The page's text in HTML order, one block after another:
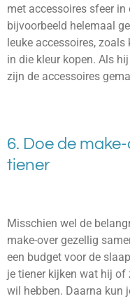
met accessoires sfeer in
bijvoorbeeld helemaal
leuke accessoires, zoals
in die kleur kopen. Als
zijn de accessoires
6. Doe de
tiener
Misschien wel de
make-over gezellig
een budget voor de
je tiener kijken wat hij
wil hebben. Daarna kun